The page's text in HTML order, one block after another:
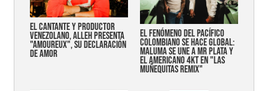
EL CANTANTE Y PRODUCTOR
VENEZOLANO, ALLEH PRESENTA
"AMOUREUX", SU DECLARACIÓN
DE AMOR
EL FENÓMENO DEL PACÍFICO
COLOMBIANO SE HACE GLOBAL:
MALUMA SE UNE A MR PLATA Y
EL AMERICANO 4KT EN "LAS
MUÑEQUITAS REMIX"